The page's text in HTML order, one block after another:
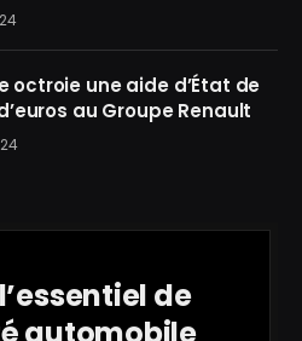
octroie une aide d’État de
au Groupe Renault
de
automobile